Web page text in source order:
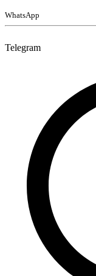
WhatsApp
Telegram